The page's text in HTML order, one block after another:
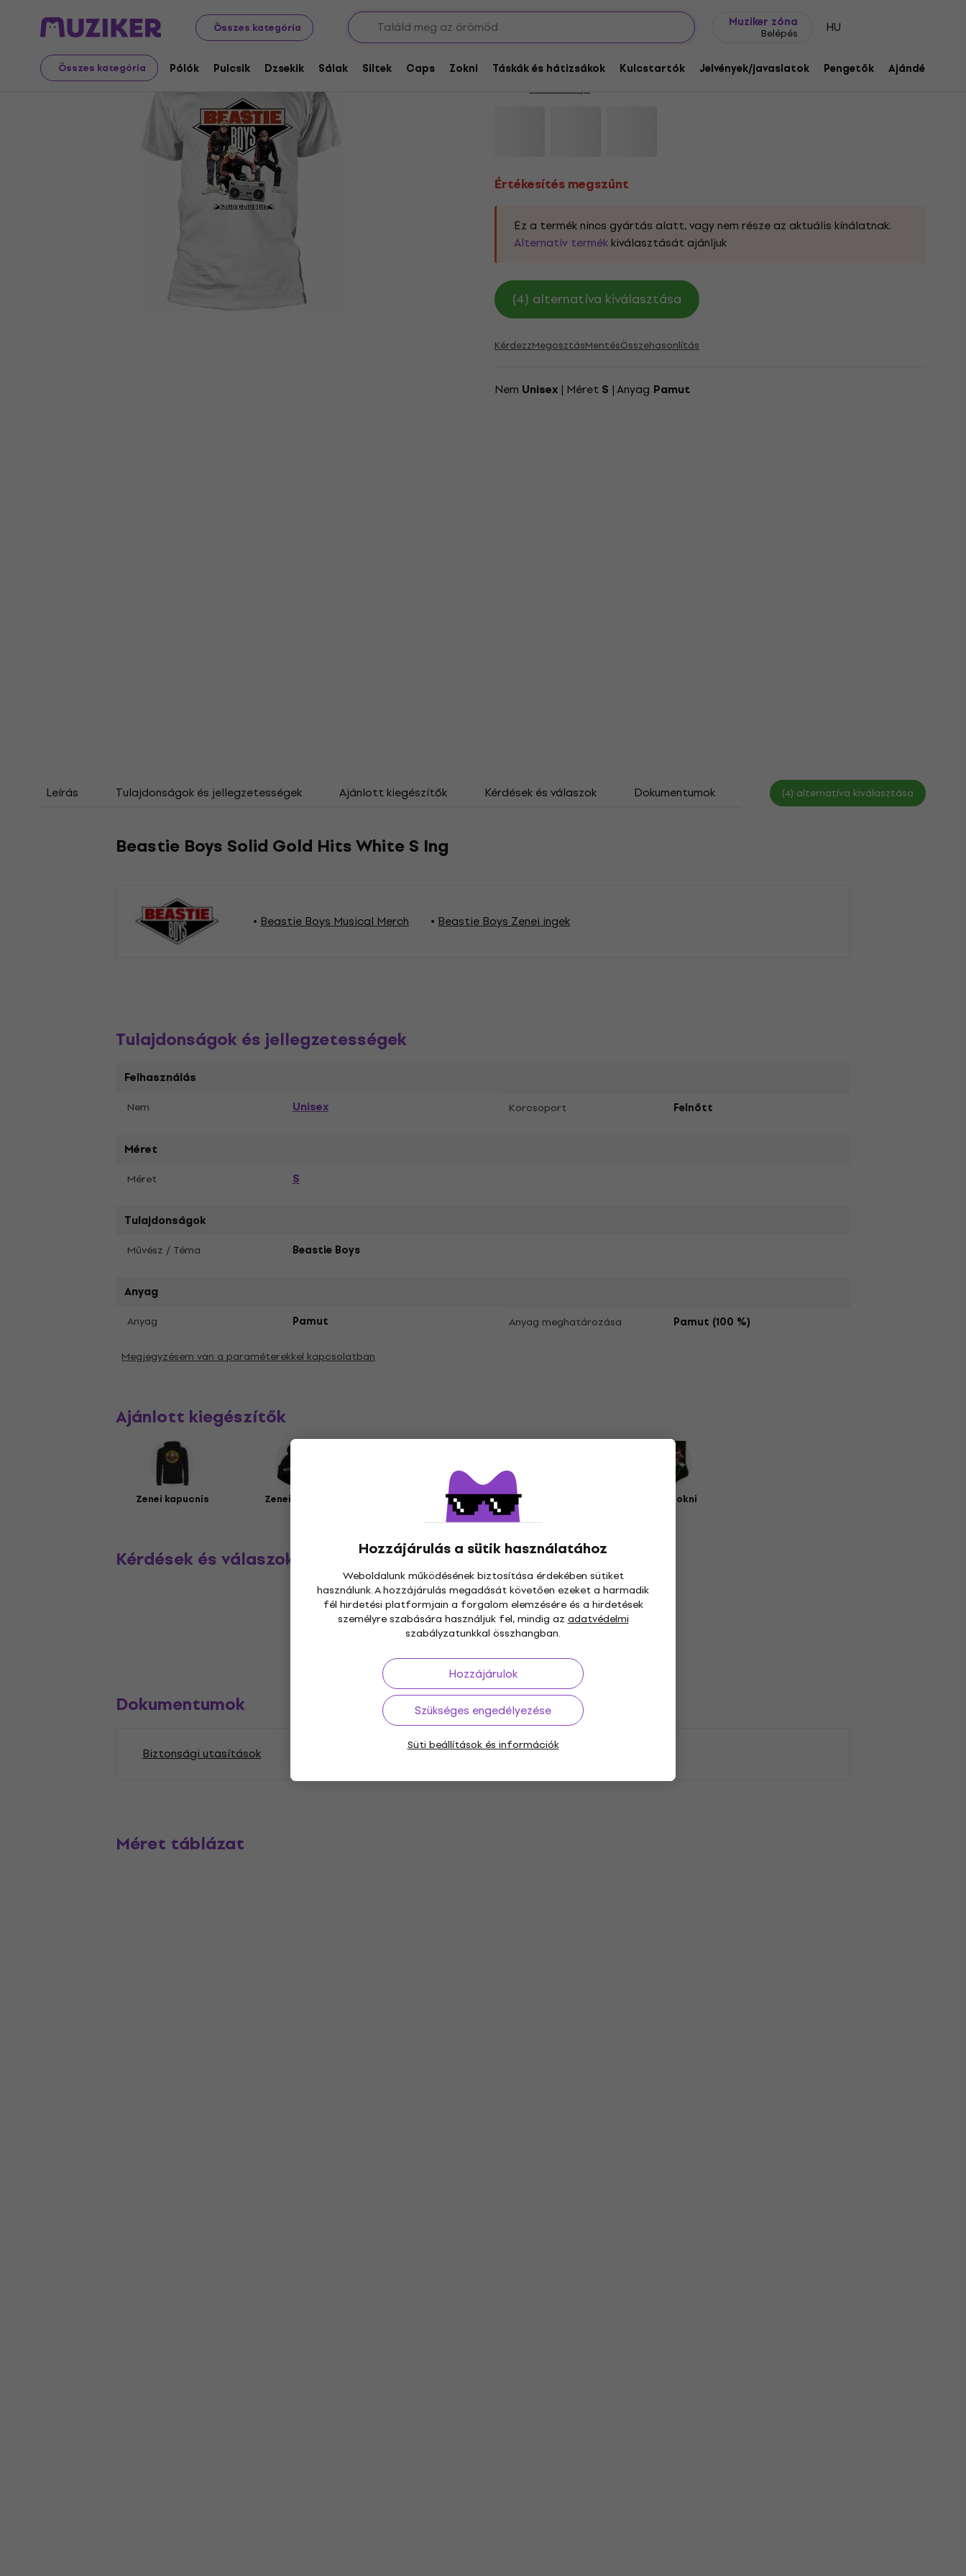
Összes kategória
Muziker zóna
Belépés HU
Összes kategória Pólók Pulcsik Dzsekik Sálak Siltek Caps Zokni Táskák és hátizsákok Kulcstartók Jelvények/javaslatok Pengetők Ajándékok
Hozzájárulás a sütik használatához
Weboldalunk működésének biztosítása érdekében sütiket
használunk. A hozzájárulás megadását követően ezeket a harmadik
fél hirdetési platformjain a forgalom elemzésére és a hirdetések
személyre szabására használjuk fel, mindig azadatvédelmi
szabályzatunkkal összhangban.
Hozzájárulok
Szükséges engedélyezése
Süti beállítások és információk
Merch Musical Merch
Értékesítés megszűnt
Értékesítés megszűnt
Beastie Boys Solid Gold Hits White S Ing
Beastie Boys
Értékesítés megszűnt
Ez a termék nincs gyártás alatt, vagy nem része az aktuális kínálatnak.
Alternatív termékkiválasztását ajánljuk
(4) alternatíva kiválasztása
KérdezzMegosztásMentésÖsszehasonlítás
Nem Unisex | Méret S | Anyag Pamut
Leírás Tulajdonságok és jellegzetességek Ajánlott kiegészítők Kérdések és válaszok Dokumentumok Méret táblázat
(4) alternatíva kiválasztása
Beastie Boys Solid Gold Hits White S Ing
Beastie Boys Musical Merch Beastie Boys Zenei ingek
Tulajdonságok és jellegzetességek
Felhasználás
Nem Unisex Korcsoport Felnőtt
Méret
Méret S
Tulajdonságok
Művész / Téma Beastie Boys
Anyag
Anyag Pamut Anyag meghatározása Pamut (100 %)
Megjegyzésem van a paraméterekkel kapcsolatban
Ajánlott kiegészítők
Zenei kapucnis Zenei sapkák Vinyl hanglemezek Zenei siltek Zenei zokni
Kérdések és válaszok
Dokumentumok
Biztonsági utasítások
Méret táblázat